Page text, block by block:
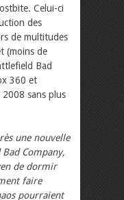
Celui-ci
des
de multitudes
(moins de
Bad
360 et
sans plus
une nouvelle
Company,
de dormir
faire
pourraient